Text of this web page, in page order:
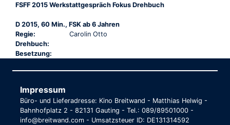
FSFF 2015 Werkstattgespräch Fokus Drehbuch
D 2015, 60 Min., FSK ab 6 Jahren
Regie:
Carolin Otto
Drehbuch:
Besetzung:
Impressum
Büro- und Lieferadresse: Kino Breitwand - Matthias Helwig -
Bahnhofplatz 2 - 82131 Gauting - Tel.: 089/89501000 -
info@breitwand.com - Umsatzsteuer ID: DE131314592